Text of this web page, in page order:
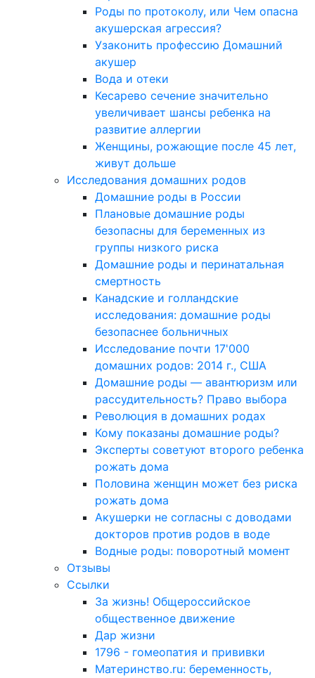
Роды по протоколу, или Чем опасна
акушерская агрессия?
Узаконить профессию Домашний
акушер
Вода и отеки
Кесарево сечение значительно
увеличивает шансы ребенка на
развитие аллергии
Женщины, рожающие после 45 лет,
живут дольше
Исследования домашних родов
Домашние роды в России
Плановые домашние роды
безопасны для беременных из
группы низкого риска
Домашние роды и перинатальная
смертность
Канадские и голландские
исследования: домашние роды
безопаснее больничных
Исследование почти 17'000
домашних родов: 2014 г., США
Домашние роды — авантюризм или
рассудительность? Право выбора
Революция в домашних родах
Кому показаны домашние роды?
Эксперты советуют второго ребенка
рожать дома
Половина женщин может без риска
рожать дома
Акушерки не согласны с доводами
докторов против родов в воде
Водные роды: поворотный момент
Отзывы
Ссылки
За жизнь! Общероссийское
общественное движение
Дар жизни
1796 - гомеопатия и прививки
Материнство.ru: беременность,